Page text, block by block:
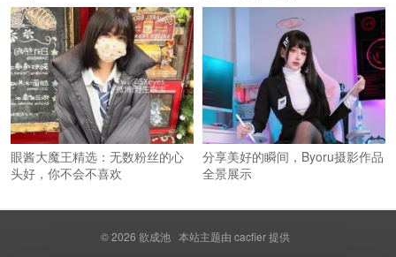
眼酱大魔王精选：无数粉丝的心
头好，你不会不喜欢
分享美好的瞬间，Byoru摄影作品
全景展示
© 2026 欲成池 本站主题由 cacfier提供